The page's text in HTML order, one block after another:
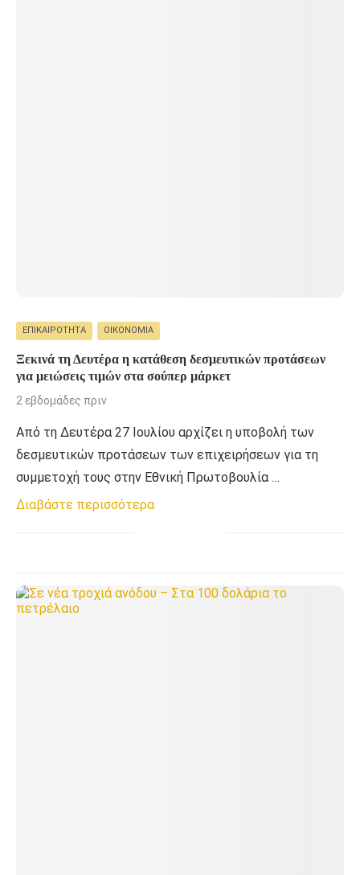
ΕΠΙΚΑΙΡΌΤΗΤΑ ΟΙΚΟΝΟΜΊΑ
Ξεκινά τη Δευτέρα η κατάθεση δεσμευτικών προτάσεων
για μειώσεις τιμών στα σούπερ μάρκετ
2 εβδομάδες πριν
Από τη Δευτέρα 27 Ιουλίου αρχίζει η υποβολή των
δεσμευτικών προτάσεων των επιχειρήσεων για τη
συμμετοχή τους στην Εθνική Πρωτοβουλία …
Διαβάστε περισσότερα